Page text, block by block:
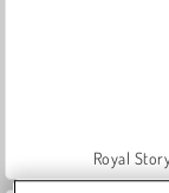
Royal